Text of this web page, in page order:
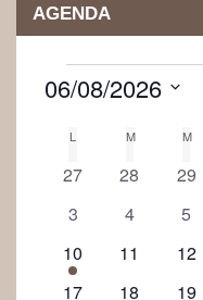
AGENDA